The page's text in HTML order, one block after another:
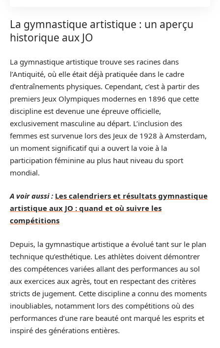
La gymnastique artistique : un aperçu
historique aux JO
La gymnastique artistique trouve ses racines dans
l’Antiquité, où elle était déjà pratiquée dans le cadre
d’entraînements physiques. Cependant, c’est à partir des
premiers Jeux Olympiques modernes en 1896 que cette
discipline est devenue une épreuve officielle,
exclusivement masculine au départ. L’inclusion des
femmes est survenue lors des Jeux de 1928 à Amsterdam,
un moment significatif qui a ouvert la voie à la
participation féminine au plus haut niveau du sport
mondial.
A voir aussi : Les calendriers et résultats gymnastique
artistique aux JO : quand et où suivre les
compétitions
Depuis, la gymnastique artistique a évolué tant sur le plan
technique qu’esthétique. Les athlètes doivent démontrer
des compétences variées allant des performances au sol
aux exercices aux agrès, tout en respectant des critères
stricts de jugement. Cette discipline a connu des moments
inoubliables, notamment lors des compétitions où des
performances d’une rare beauté ont marqué les esprits et
inspiré des générations entières.